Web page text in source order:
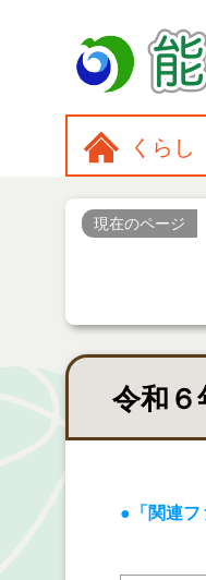
くらし
現在のページ
令和
●「関連